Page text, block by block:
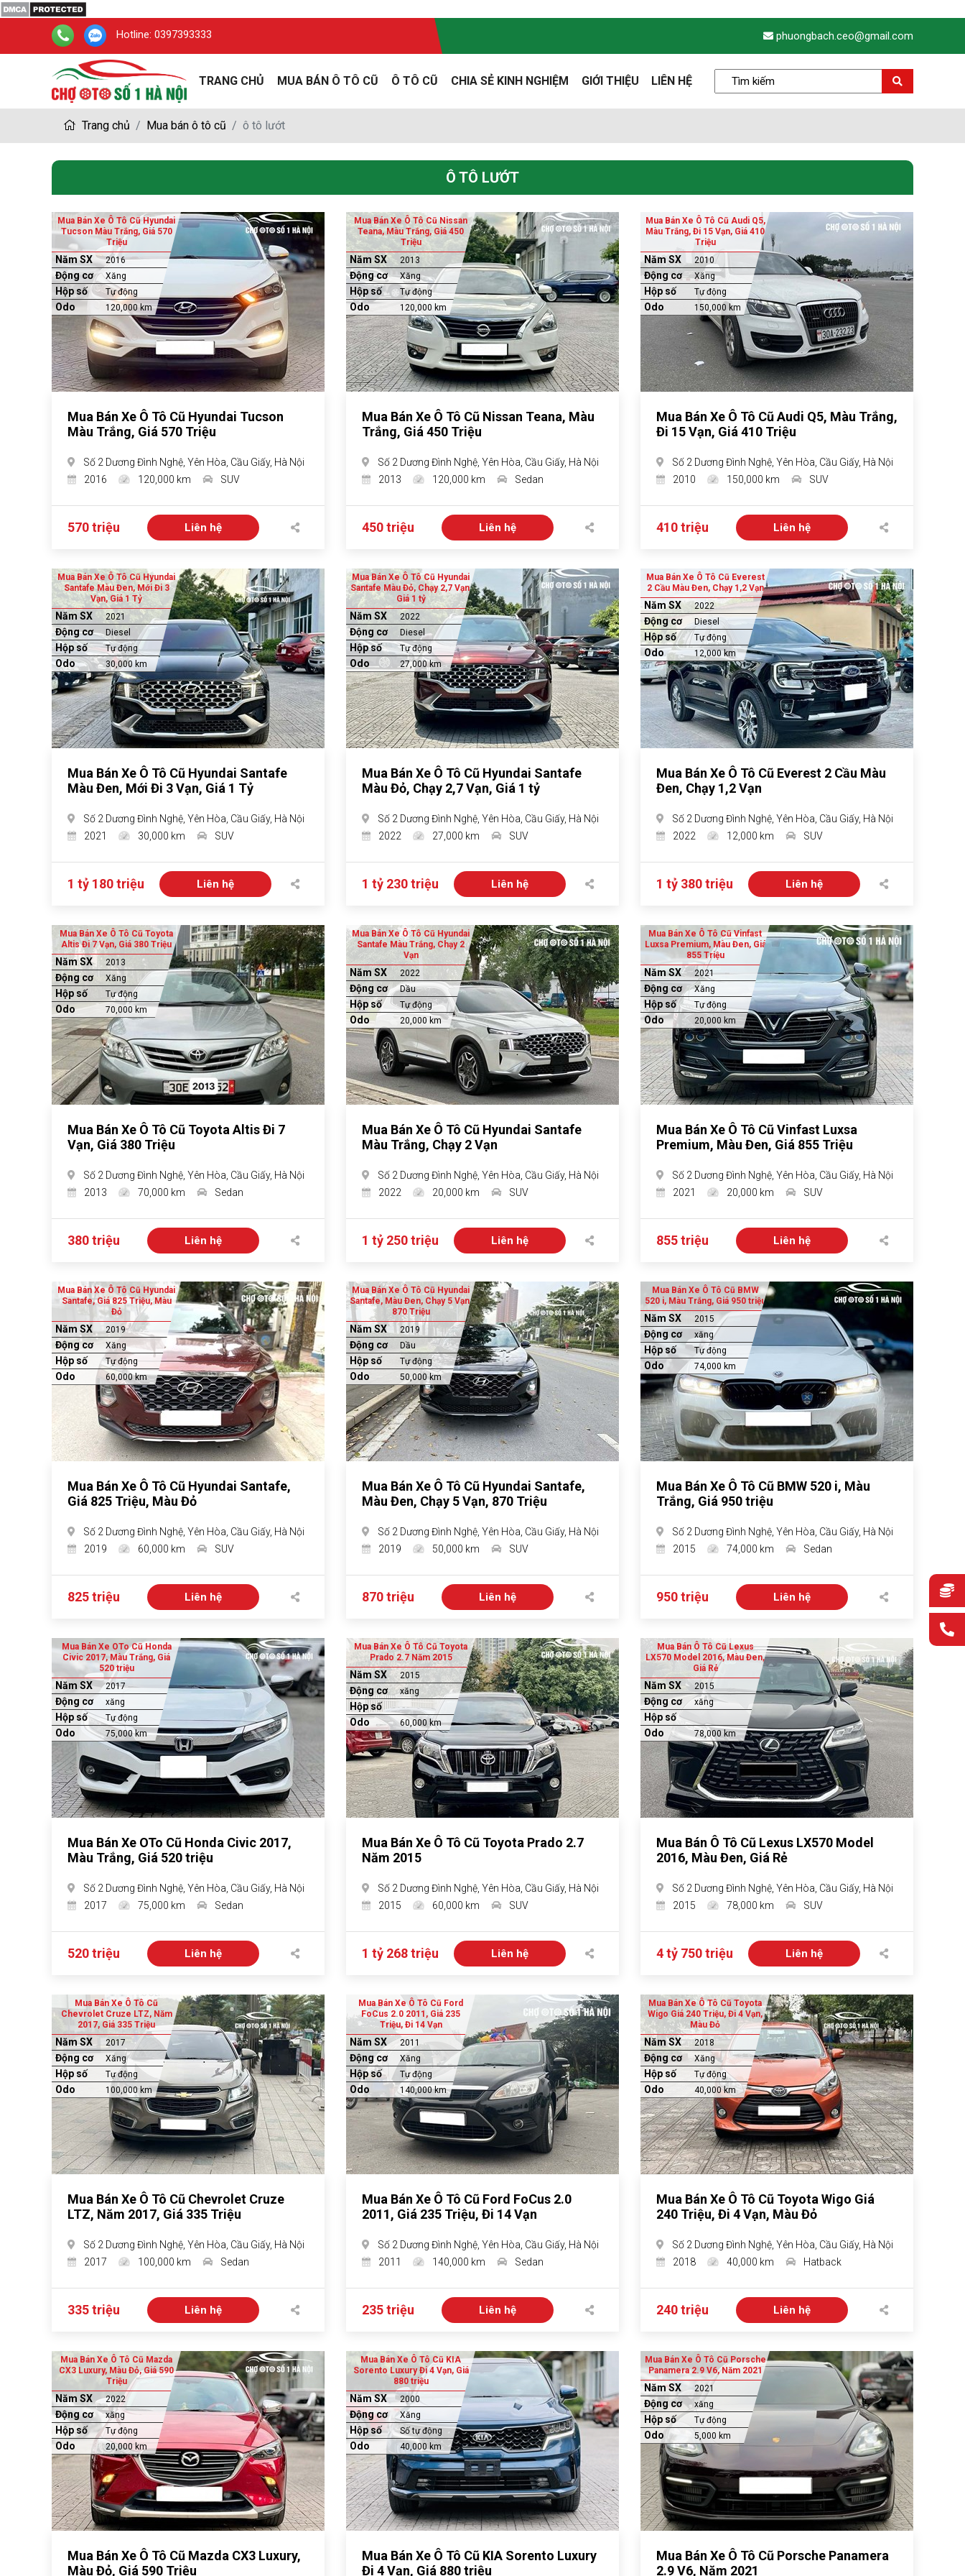
Hotline: 0397393333 phuongbach.ceo@gmail.com
TRANG CHỦ MUA BÁN Ô TÔ CŨ Ô TÔ CŨ CHIA SẺ KINH NGHIỆM GIỚI THIỆU LIÊN HỆ
Trang chủ Mua bán ô tô cũ ô tô lướt
Ô TÔ LƯỚT
Mua Bán Xe Ô Tô Cũ Hyundai
Tucson Màu Trắng, Giá 570
Triệu
Năm SX 2016
Động cơ Xăng
Hộp số Tự động
Odo 120,000 km
Mua Bán Xe Ô Tô Cũ Hyundai Tucson
Màu Trắng, Giá 570 Triệu
Số 2 Dương Đình Nghệ, Yên Hòa, Cầu Giấy, Hà Nội
2016
120,000 km SUV
570 triệu Liên hệ
Mua Bán Xe Ô Tô Cũ Nissan
Teana, Màu Trắng, Giá 450
Triệu
Năm SX 2013
Động cơ Xăng
Hộp số Tự động
Odo 120,000 km
Mua Bán Xe Ô Tô Cũ Nissan Teana, Màu
Trắng, Giá 450 Triệu
Số 2 Dương Đình Nghệ, Yên Hòa, Cầu Giấy, Hà Nội
2013
120,000 km Sedan
450 triệu Liên hệ
Mua Bán Xe Ô Tô Cũ Audi Q5,
Màu Trắng, Đi 15 Vạn, Giá 410
Triệu
Năm SX 2010
Động cơ Xăng
Hộp số Tự động
Odo 150,000 km
Mua Bán Xe Ô Tô Cũ Audi Q5, Màu Trắng,
Đi 15 Vạn, Giá 410 Triệu
Số 2 Dương Đình Nghệ, Yên Hòa, Cầu Giấy, Hà Nội
2010
150,000 km SUV
410 triệu Liên hệ
Mua Bán Xe Ô Tô Cũ Hyundai
Santafe Màu Đen, Mới Đi 3
Vạn, Giá 1 Tỷ
Năm SX 2021
Động cơ Diesel
Hộp số Tự động
Odo 30,000 km
Mua Bán Xe Ô Tô Cũ Hyundai Santafe
Màu Đen, Mới Đi 3 Vạn, Giá 1 Tỷ
Số 2 Dương Đình Nghệ, Yên Hòa, Cầu Giấy, Hà Nội
2021
30,000 km SUV
1 tỷ 180 triệu Liên hệ
Mua Bán Xe Ô Tô Cũ Hyundai
Santafe Màu Đỏ, Chạy 2,7 Vạn,
Giá 1 tỷ
Năm SX 2022
Động cơ Diesel
Hộp số Tự động
Odo 27,000 km
Mua Bán Xe Ô Tô Cũ Hyundai Santafe
Màu Đỏ, Chạy 2,7 Vạn, Giá 1 tỷ
Số 2 Dương Đình Nghệ, Yên Hòa, Cầu Giấy, Hà Nội
2022
27,000 km SUV
1 tỷ 230 triệu Liên hệ
Mua Bán Xe Ô Tô Cũ Everest
2 Cầu Màu Đen, Chạy 1,2 Vạn
Năm SX 2022
Động cơ Diesel
Hộp số Tự động
Odo 12,000 km
Mua Bán Xe Ô Tô Cũ Everest 2 Cầu Màu
Đen, Chạy 1,2 Vạn
Số 2 Dương Đình Nghệ, Yên Hòa, Cầu Giấy, Hà Nội
2022
12,000 km SUV
1 tỷ 380 triệu Liên hệ
Mua Bán Xe Ô Tô Cũ Toyota
Altis Đi 7 Vạn, Giá 380 Triệu
Năm SX 2013
Động cơ Xăng
Hộp số Tự động
Odo 70,000 km
Mua Bán Xe Ô Tô Cũ Toyota Altis Đi 7
Vạn, Giá 380 Triệu
Số 2 Dương Đình Nghệ, Yên Hòa, Cầu Giấy, Hà Nội
2013
70,000 km Sedan
380 triệu Liên hệ
Mua Bán Xe Ô Tô Cũ Hyundai
Santafe Màu Trắng, Chạy 2
Vạn
Năm SX 2022
Động cơ Dầu
Hộp số Tự động
Odo 20,000 km
Mua Bán Xe Ô Tô Cũ Hyundai Santafe
Màu Trắng, Chạy 2 Vạn
Số 2 Dương Đình Nghệ, Yên Hòa, Cầu Giấy, Hà Nội
2022
20,000 km SUV
1 tỷ 250 triệu Liên hệ
Mua Bán Xe Ô Tô Cũ Vinfast
Luxsa Premium, Màu Đen, Giá
855 Triệu
Năm SX 2021
Động cơ Xăng
Hộp số Tự động
Odo 20,000 km
Mua Bán Xe Ô Tô Cũ Vinfast Luxsa
Premium, Màu Đen, Giá 855 Triệu
Số 2 Dương Đình Nghệ, Yên Hòa, Cầu Giấy, Hà Nội
2021
20,000 km SUV
855 triệu Liên hệ
Mua Bán Xe Ô Tô Cũ Hyundai
Santafe, Giá 825 Triệu, Màu
Đỏ
Năm SX 2019
Động cơ Xăng
Hộp số Tự động
Odo 60,000 km
Mua Bán Xe Ô Tô Cũ Hyundai Santafe,
Giá 825 Triệu, Màu Đỏ
Số 2 Dương Đình Nghệ, Yên Hòa, Cầu Giấy, Hà Nội
2019
60,000 km SUV
825 triệu Liên hệ
Mua Bán Xe Ô Tô Cũ Hyundai
Santafe, Màu Đen, Chạy 5 Vạn,
870 Triệu
Năm SX 2019
Động cơ Dầu
Hộp số Tự động
Odo 50,000 km
Mua Bán Xe Ô Tô Cũ Hyundai Santafe,
Màu Đen, Chạy 5 Vạn, 870 Triệu
Số 2 Dương Đình Nghệ, Yên Hòa, Cầu Giấy, Hà Nội
2019
50,000 km SUV
870 triệu Liên hệ
Mua Bán Xe Ô Tô Cũ BMW
520 i, Màu Trắng, Giá 950 triệu
Năm SX 2015
Động cơ xăng
Hộp số Tự động
Odo 74,000 km
Mua Bán Xe Ô Tô Cũ BMW 520 i, Màu
Trắng, Giá 950 triệu
Số 2 Dương Đình Nghệ, Yên Hòa, Cầu Giấy, Hà Nội
2015
74,000 km Sedan
950 triệu Liên hệ
Mua Bán Xe OTo Cũ Honda
Civic 2017, Màu Trắng, Giá
520 triệu
Năm SX 2017
Động cơ xăng
Hộp số Tự động
Odo 75,000 km
Mua Bán Xe OTo Cũ Honda Civic 2017,
Màu Trắng, Giá 520 triệu
Số 2 Dương Đình Nghệ, Yên Hòa, Cầu Giấy, Hà Nội
2017
75,000 km Sedan
520 triệu Liên hệ
Mua Bán Xe Ô Tô Cũ Toyota
Prado 2.7 Năm 2015
Năm SX 2015
Động cơ xăng
Hộp số
Odo
60,000 km
Mua Bán Xe Ô Tô Cũ Toyota Prado 2.7
Năm 2015
Số 2 Dương Đình Nghệ, Yên Hòa, Cầu Giấy, Hà Nội
2015
60,000 km SUV
1 tỷ 268 triệu Liên hệ
Mua Bán Ô Tô Cũ Lexus
LX570 Model 2016, Màu Đen,
Giá Rẻ
Năm SX 2015
Động cơ xăng
Hộp số
Odo
78,000 km
Mua Bán Ô Tô Cũ Lexus LX570 Model
2016, Màu Đen, Giá Rẻ
Số 2 Dương Đình Nghệ, Yên Hòa, Cầu Giấy, Hà Nội
2015
78,000 km SUV
4 tỷ 750 triệu Liên hệ
Mua Bán Xe Ô Tô Cũ
Chevrolet Cruze LTZ, Năm
2017, Giá 335 Triệu
Năm SX 2017
Động cơ Xăng
Hộp số Tự động
Odo 100,000 km
Mua Bán Xe Ô Tô Cũ Chevrolet Cruze
LTZ, Năm 2017, Giá 335 Triệu
Số 2 Dương Đình Nghệ, Yên Hòa, Cầu Giấy, Hà Nội
2017
100,000 km Sedan
335 triệu Liên hệ
Mua Bán Xe Ô Tô Cũ Ford
FoCus 2.0 2011, Giá 235
Triệu, Đi 14 Vạn
Năm SX 2011
Động cơ Xăng
Hộp số Tự động
Odo 140,000 km
Mua Bán Xe Ô Tô Cũ Ford FoCus 2.0
2011, Giá 235 Triệu, Đi 14 Vạn
Số 2 Dương Đình Nghệ, Yên Hòa, Cầu Giấy, Hà Nội
2011
140,000 km Sedan
235 triệu Liên hệ
Mua Bán Xe Ô Tô Cũ Toyota
Wigo Giá 240 Triệu, Đi 4 Vạn,
Màu Đỏ
Năm SX 2018
Động cơ Xăng
Hộp số Tự động
Odo 40,000 km
Mua Bán Xe Ô Tô Cũ Toyota Wigo Giá
240 Triệu, Đi 4 Vạn, Màu Đỏ
Số 2 Dương Đình Nghệ, Yên Hòa, Cầu Giấy, Hà Nội
2018
40,000 km Hatback
240 triệu Liên hệ
Mua Bán Xe Ô Tô Cũ Mazda
CX3 Luxury, Màu Đỏ, Giá 590
Triệu
Năm SX 2022
Động cơ xăng
Hộp số Tự động
Odo 20,000 km
Mua Bán Xe Ô Tô Cũ Mazda CX3 Luxury,
Màu Đỏ, Giá 590 Triệu
Mua Bán Xe Ô Tô Cũ KIA
Sorento Luxury Đi 4 Vạn, Giá
880 triệu
Năm SX 2000
Động cơ Xăng
Hộp số Số tự động
Odo 40,000 km
Mua Bán Xe Ô Tô Cũ KIA Sorento Luxury
Đi 4 Vạn, Giá 880 triệu
Mua Bán Xe Ô Tô Cũ Porsche
Panamera 2.9 V6, Năm 2021
Năm SX 2021
Động cơ xăng
Hộp số Tự động
Odo 5,000 km
Mua Bán Xe Ô Tô Cũ Porsche Panamera
2.9 V6, Năm 2021